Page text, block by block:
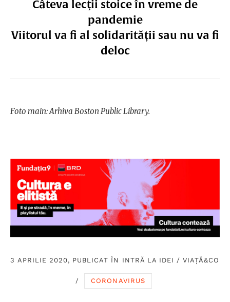
Câteva lecţii stoice în vreme de
pandemie
Viitorul va fi al solidarității sau nu va fi
deloc
Foto main: Arhiva Boston Public Library.
3 APRILIE 2020, PUBLICAT ÎN INTRĂ LA IDEI /VIAȚĂ&CO
/ CORONAVIRUS